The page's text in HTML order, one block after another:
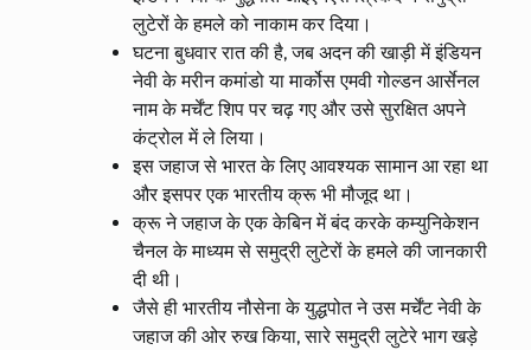
लुटेरों के हमले को नाकाम कर दिया।
घटना बुधवार रात की है, जब अदन की खाड़ी में इंडियन
नेवी के मरीन कमांडो या मार्कोस एमवी गोल्डन आर्सेनल
नाम के मर्चेंट शिप पर चढ़ गए और उसे सुरक्षित अपने
कंट्रोल में ले लिया।
इस जहाज से भारत के लिए आवश्यक सामान आ रहा था
और इसपर एक भारतीय क्रू भी मौजूद था।
क्रू ने जहाज के एक केबिन में बंद करके कम्युनिकेशन
चैनल के माध्यम से समुद्री लुटेरों के हमले की जानकारी
दी थी।
जैसे ही भारतीय नौसेना के युद्धपोत ने उस मर्चेंट नेवी के
जहाज की ओर रुख किया, सारे समुद्री लुटेरे भाग खड़े